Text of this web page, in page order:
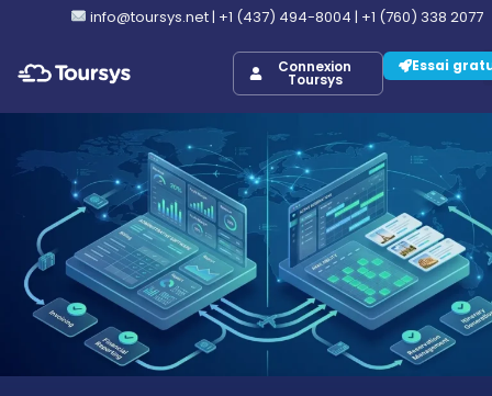
info@toursys.net| +1 (437) 494-8004 | +1 (760) 338 2077
Connexion
Toursys
Essai